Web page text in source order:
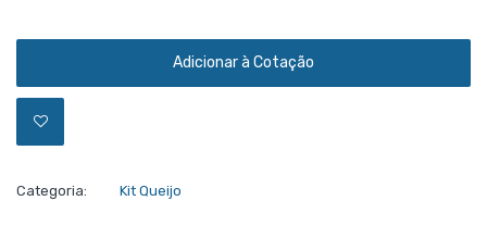
Adicionar à Cotação
Categoria: Kit Queijo